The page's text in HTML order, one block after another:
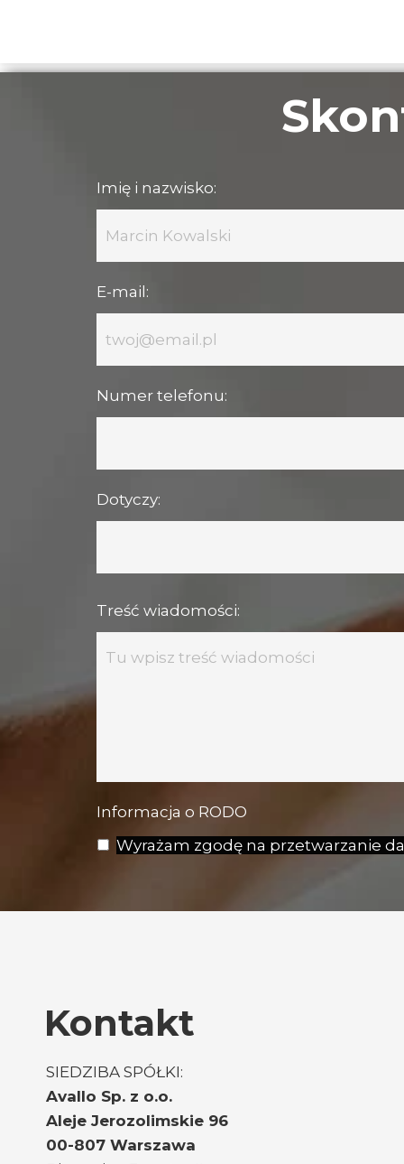
Imię i nazwisko:
E-mail:
Numer telefonu:
Dotyczy:
Treść wiadomości:
Informacja o RODO
Wyrażam zgodę na przetwarzanie
Kontakt
SIEDZIBA SPÓŁKI:
Avallo Sp. z o.o.
Aleje Jerozolimskie 96
00-807 Warszawa